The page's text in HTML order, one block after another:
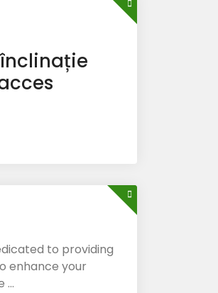
to providing
enhance your
...